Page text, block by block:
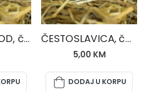
BRUSNICA PLOD, čaj 50 gr.
ČAJEVI
ČESTOSLAVICA, čaj 50 gr.
5,00 KM
DODAJ U KORPU